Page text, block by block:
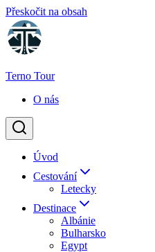
Přeskočit na obsah
Terno Tour
O nás
Úvod
Cestování
Letecky
Destinace
Albánie
Bulharsko
Egypt